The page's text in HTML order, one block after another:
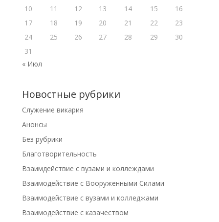
10
11 12 13 14 15
16
17
18 19 20 21 22
23
24
25 26 27 28 29
30
31
« Июл
Новостные рубрики
Cлужение викария
Анонсы
Без рубрики
Благотворительность
Взаимдействие с вузами и коллеждами
Взаимодействие с Вооруженными Силами
Взаимодействие с вузами и колледжами
Взаимодействие с казачеством